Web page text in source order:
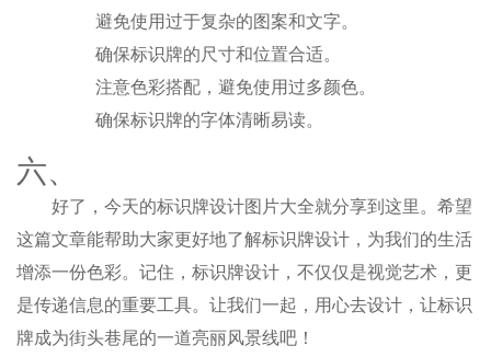
避免使用过于复杂的图案和文字。
确保标识牌的尺寸和位置合适。
注意色彩搭配，避免使用过多颜色。
确保标识牌的字体清晰易读。
六、
好了，今天的标识牌设计图片大全就分享到这里。希望
这篇文章能帮助大家更好地了解标识牌设计，为我们的生活
增添一份色彩。记住，标识牌设计，不仅仅是视觉艺术，更
是传递信息的重要工具。让我们一起，用心去设计，让标识
牌成为街头巷尾的一道亮丽风景线吧！